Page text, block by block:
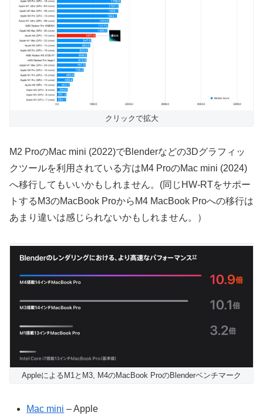
クリックで拡大
M2 ProのMac mini (2022)でBlenderなどの3Dグラフィッ
クツールを利用されている方はM4 ProのMac mini (2024)
へ移行してもいいかもしれません。(同じHW-RTをサポー
トするM3のMacBook ProからM4 MacBook Proへの移行は
あまり違いは感じられないかもしれません。）
AppleによるM1とM3, M4のMacBook ProのBlenderベンチマーク
Mac mini – Apple